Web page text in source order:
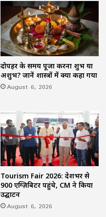
दोपहर के समय पूजा करना शुभ या
अशुभ? जानें शास्त्रों में क्या कहा गया
August 6, 2026
Tourism Fair 2026: देशभर से
900 एग्ज़िबिटर पहुंचे, CM ने किया
उद्घाटन
August 6, 2026